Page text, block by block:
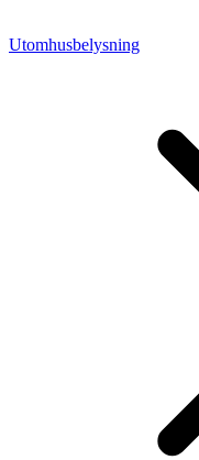
Utomhusbelysning